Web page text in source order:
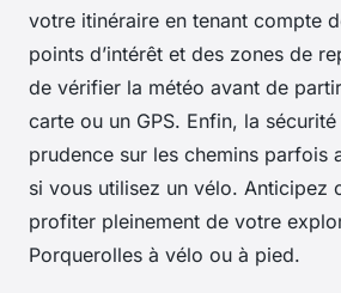
votre itinéraire en tenant compte
points d’intérêt et des zones de
de vérifier la météo avant de
carte ou un GPS. Enfin, la
prudence sur les chemins parfois
si vous utilisez un vélo. Anticipez
profiter pleinement de votre
Porquerolles à vélo ou à pied.